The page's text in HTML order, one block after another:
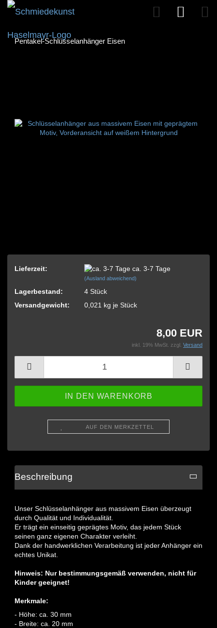
Pentakel-Schlüsselanhänger Eisen
Lieferzeit: ca. 3-7 Tage
(Ausland abweichend)
Lagerbestand: 4 Stück
Versandgewicht:
0,021 kg je Stück
8,00 EUR
inkl. 19% MwSt. zzgl. Versand
AUF DEN MERKZETTEL
Beschreibung
Unser Schlüsselanhänger aus massivem Eisen überzeugt
durch Qualität und Individualität.
Er trägt ein einseitig geprägtes Motiv, das jedem Stück
seinen ganz eigenen Charakter verleiht.
Dank der handwerklichen Verarbeitung ist jeder Anhänger ein
echtes Unikat.
Hinweis: Nur bestimmungsgemäß verwenden, nicht für
Kinder geeignet!
Merkmale:
- Höhe: ca. 30 mm
- Breite: ca. 20 mm